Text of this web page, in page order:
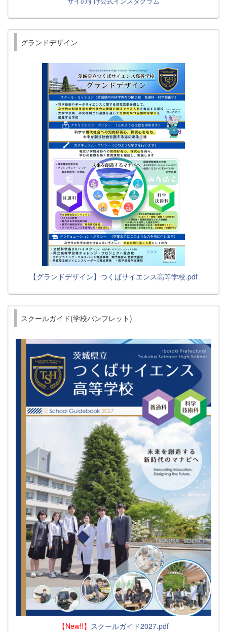
グランドデザイン
【グランドデザイン】つくばサイエンス高等学校.pdf
スクールガイド(学校パンフレット)
【New!!】 スクールガイド2027.pdf